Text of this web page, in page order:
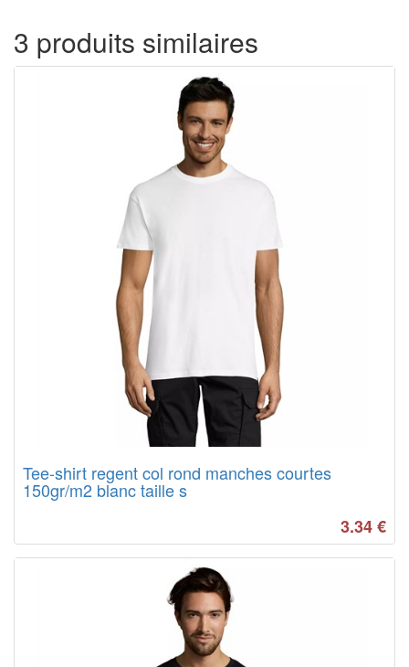
3 produits similaires
Tee-shirt regent col rond manches courtes
150gr/m2 blanc taille s
3.34€